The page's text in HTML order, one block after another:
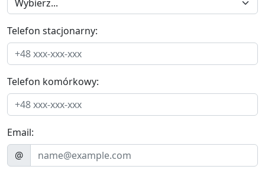
Telefon stacjonarny:
Telefon komórkowy:
Email:
@